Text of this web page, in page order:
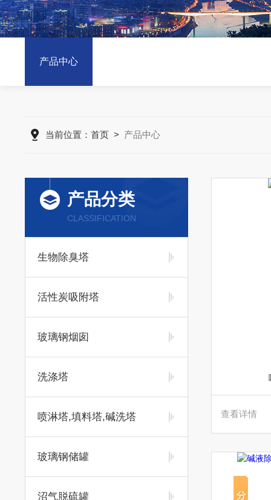
产品中心
当前位置： 首页> 产品中心
产品分类
CLASSIFICATION
生物除臭塔
活性炭吸附塔
玻璃钢烟囱
洗涤塔
喷淋塔,填料塔,碱洗塔
玻璃钢储罐
沼气脱硫罐
查看详情